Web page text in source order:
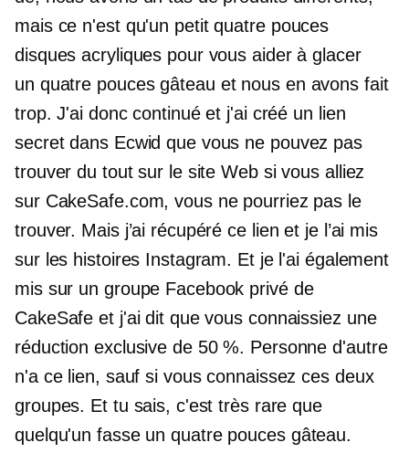
mais ce n'est qu'un petitquatre pouces
disques acryliques pour vous aider à glacer
un quatre poucesgâteau et nous en avons fait
trop. J'ai donc continué et j'ai créé un lien
secret dans Ecwid que vous ne pouvez pas
trouver du tout sur le site Web si vous alliez
sur CakeSafe.com, vous ne pourriez pas le
trouver. Mais j’ai récupéré ce lien et je l’ai mis
sur les histoires Instagram. Et je l'ai également
mis sur un groupe Facebook privé de
CakeSafe et j'ai dit que vous connaissiez une
réduction exclusive de 50 %. Personne d'autre
n'a ce lien, sauf si vous connaissez ces deux
groupes. Et tu sais, c'est très rare que
quelqu'un fasse unquatre poucesgâteau.